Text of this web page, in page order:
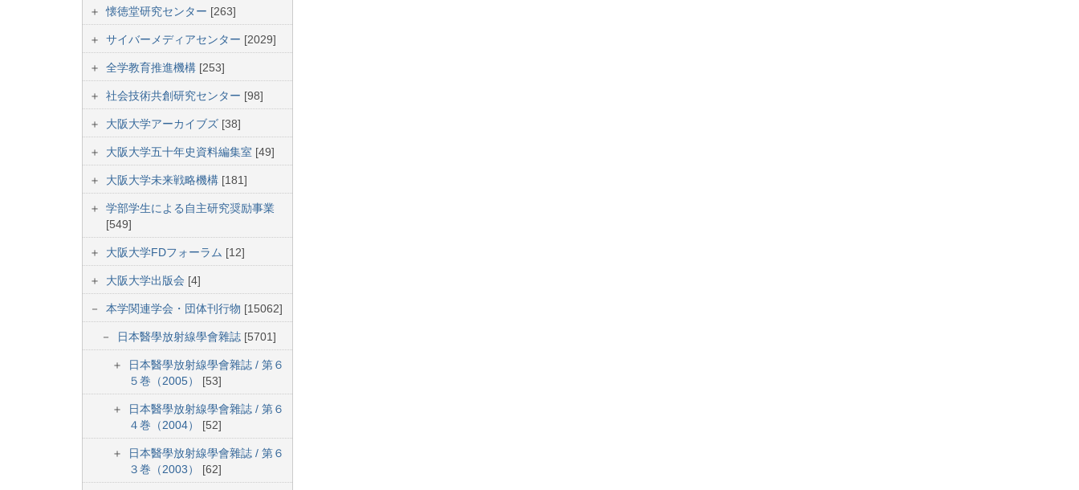
懐徳堂研究センター [263]
サイバーメディアセンター [2029]
全学教育推進機構 [253]
社会技術共創研究センター [98]
大阪大学アーカイブズ [38]
大阪大学五十年史資料編集室 [49]
大阪大学未来戦略機構 [181]
学部学生による自主研究奨励事業
[549]
大阪大学FDフォーラム [12]
大阪大学出版会 [4]
本学関連学会・団体刊行物 [15062]
日本醫學放射線學會雜誌 [5701]
日本醫學放射線學會雜誌 / 第６
５巻（2005） [53]
日本醫學放射線學會雜誌 / 第６
４巻（2004） [52]
日本醫學放射線學會雜誌 / 第６
３巻（2003） [62]